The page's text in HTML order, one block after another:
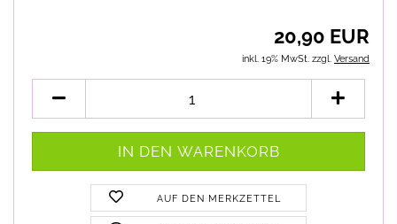
20,90 EUR
inkl. 19% MwSt. zzgl. Versand
AUF DEN MERKZETTEL